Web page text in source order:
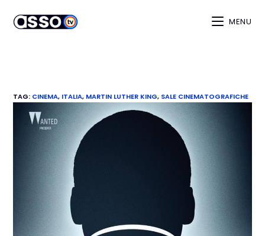
MENU
TAG: CINEMA, ITALIA, MARTIN LUTHER KING, SALE CINEMATOGRAFICHE